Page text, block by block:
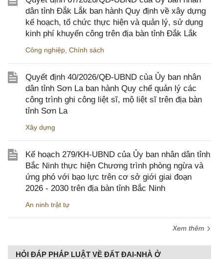
dân tỉnh Đắk Lắk ban hành Quy định về xây dựng
kế hoạch, tổ chức thực hiện và quản lý, sử dụng
kinh phí khuyến công trên địa bàn tỉnh Đắk Lắk
Công nghiệp Chính sách
Quyết định 40/2026/QĐ-UBND của Ủy ban nhân
dân tỉnh Sơn La ban hành Quy chế quản lý các
công trình ghi công liệt sĩ, mộ liệt sĩ trên địa bàn
tỉnh Sơn La
Xây dựng
Kế hoạch 279/KH-UBND của Ủy ban nhân dân tỉnh
Bắc Ninh thực hiện Chương trình phòng ngừa và
ứng phó với bạo lực trên cơ sở giới giai đoạn
2026 - 2030 trên địa bàn tỉnh Bắc Ninh
An ninh trật tự
Xem thêm
HỎI ĐÁP PHÁP LUẬT VỀ ĐẤT ĐAI-NHÀ Ở